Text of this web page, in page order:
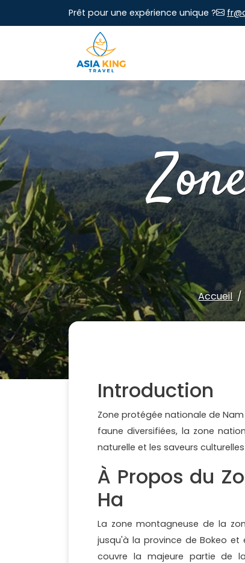
Prêt pour une expérience unique ?
Accueil
Introduction
Zone protégée nationale de
faune diversifiées, la zone
naturelle et les saveurs
À Propos du
Ha
La zone montagneuse de la
jusqu'à la province de Bokeo
couvre la majeure partie de